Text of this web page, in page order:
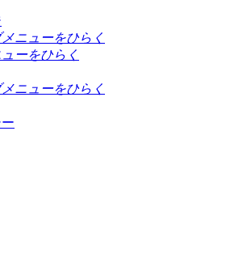
ニューをひらく
ーをひらく
ニューをひらく